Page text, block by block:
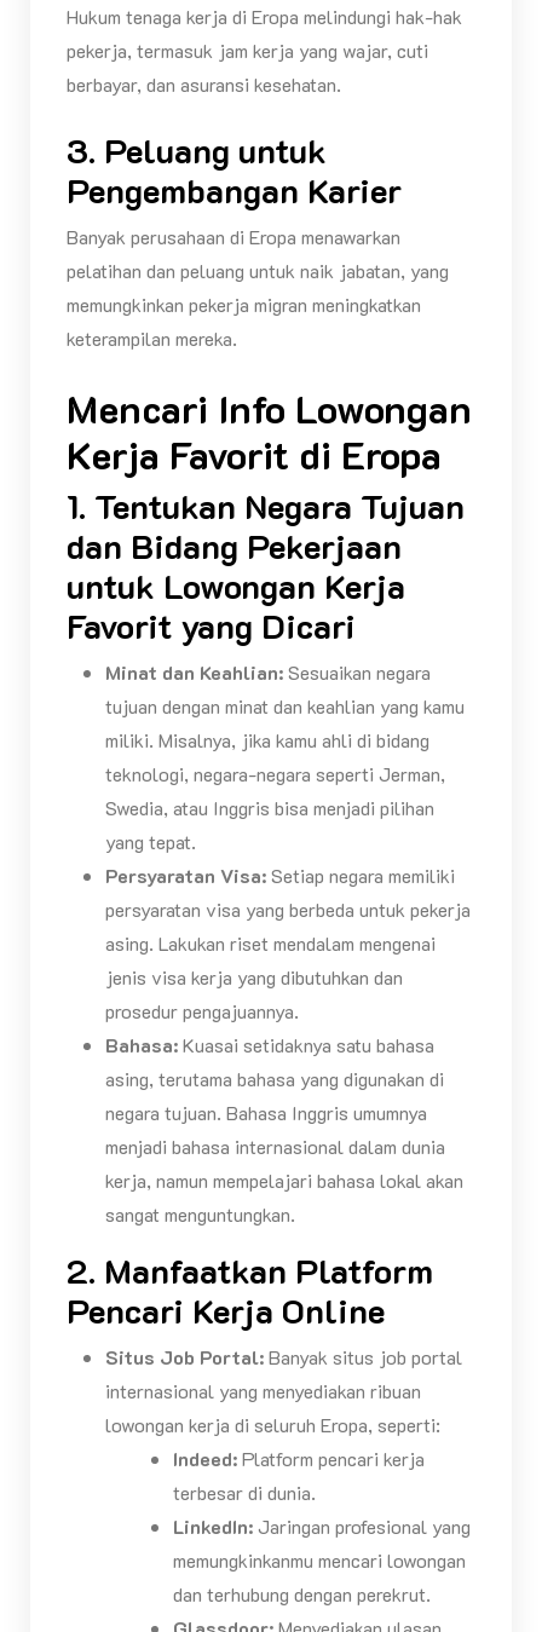
Hukum tenaga kerja di Eropa melindungi hak-hak
pekerja, termasuk jam kerja yang wajar, cuti
berbayar, dan asuransi kesehatan.
3. Peluang untuk
Pengembangan Karier
Banyak perusahaan di Eropa menawarkan
pelatihan dan peluang untuk naik jabatan, yang
memungkinkan pekerja migran meningkatkan
keterampilan mereka.
Mencari Info Lowongan
Kerja Favorit di Eropa
1. Tentukan Negara Tujuan
dan Bidang Pekerjaan
untuk Lowongan Kerja
Favorit yang Dicari
Minat dan Keahlian:Sesuaikan negara
tujuan dengan minat dan keahlian yang kamu
miliki. Misalnya, jika kamu ahli di bidang
teknologi, negara-negara seperti Jerman,
Swedia, atau Inggris bisa menjadi pilihan
yang tepat.
Persyaratan Visa:Setiap negara memiliki
persyaratan visa yang berbeda untuk pekerja
asing. Lakukan riset mendalam mengenai
jenis visa kerja yang dibutuhkan dan
prosedur pengajuannya.
Bahasa:Kuasai setidaknya satu bahasa
asing, terutama bahasa yang digunakan di
negara tujuan. Bahasa Inggris umumnya
menjadi bahasa internasional dalam dunia
kerja, namun mempelajari bahasa lokal akan
sangat menguntungkan.
2. Manfaatkan Platform
Pencari Kerja Online
Situs Job Portal:Banyak situs job portal
internasional yang menyediakan ribuan
lowongan kerja di seluruh Eropa, seperti:
Indeed:Platform pencari kerja
terbesar di dunia.
LinkedIn:Jaringan profesional yang
memungkinkanmu mencari lowongan
dan terhubung dengan perekrut.